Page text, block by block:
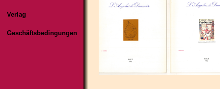
Verlag
Geschäftsbedingungen